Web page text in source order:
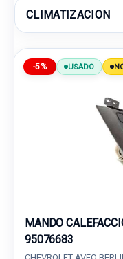
CLIMATIZACION
-5% USADO
MANDO
95076683